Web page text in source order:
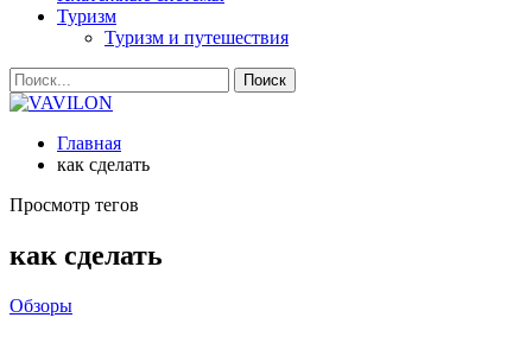
Туризм
Туризм и путешествия
Главная
как сделать
Просмотр тегов
как сделать
Обзоры